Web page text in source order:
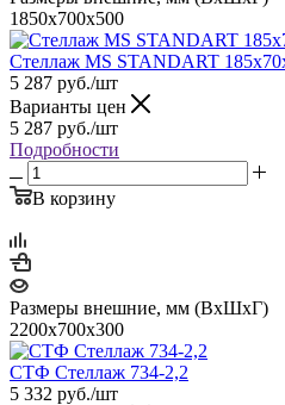
1850x700x500
Стеллаж MS STANDART
5 287 руб./шт
Варианты цен
5 287 руб./шт
Подробности
В корзину
Размеры внешние, мм (ВхШхГ)
2200х700х300
СТФ Стеллаж 734-2,2
5 332 руб./шт